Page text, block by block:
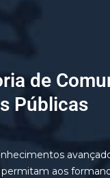
de
Públicas
aos